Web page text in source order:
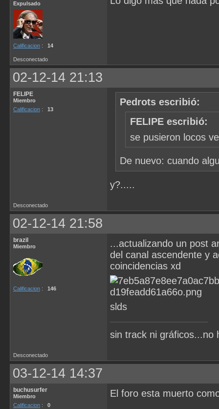
Expulsado
Calificacion : 14
Desconectado
02-12-14 21:13
FELIPE
Miembro
Calificacion : 13
Pedrots escribió:
FELIPE escribió:
se pusieron locos
De nuevo: cuando
y?.....
Desconectado
02-12-14 21:58
brazil
Miembro
Calificacion : 146
...actualizando un post
del canal ascendente y
coincidencias xd
slds
sin track ni gráficos...no
Desconectado
03-12-14 14:37
buchusurfer
Miembro
Calificacion : 0
El foro esta muerto